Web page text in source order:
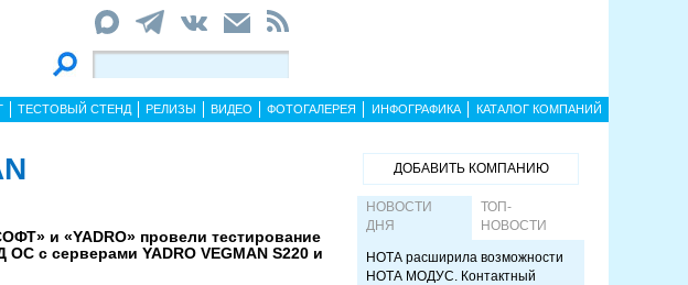
ТЕСТОВЫЙ СТЕНД РЕЛИЗЫ ВИДЕО ФОТОГАЛЕРЕЯ ИНФОГРАФИКА КАТАЛОГ КОМПАНИЙ
и «YADRO» провели тестирование
с серверами YADRO VEGMAN S220 и
ДОБАВИТЬ КОМПАНИЮ
НОВОСТИ
ДНЯ
ТОП-
НОВОСТИ
НОТА расширила возможности
НОТА МОДУС. Контактный